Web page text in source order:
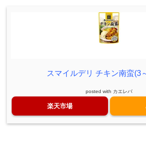
スマイルデリ チキン南蛮(3
posted with カエレバ
楽天市場